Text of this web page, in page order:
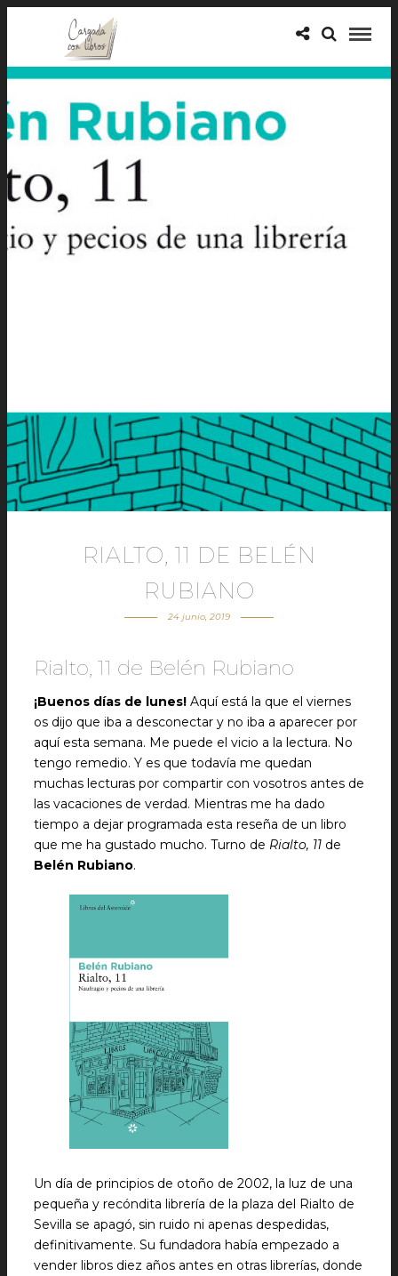
RIALTO, 11 DE BELÉN
RUBIANO
24 junio, 2019
Rialto, 11 de Belén Rubiano
¡Buenos días de lunes! Aquí está la que el viernes
os dijo que iba a desconectar y no iba a aparecer por
aquí esta semana. Me puede el vicio a la lectura. No
tengo remedio. Y es que todavía me quedan
muchas lecturas por compartir con vosotros antes de
las vacaciones de verdad. Mientras me ha dado
tiempo a dejar programada esta reseña de un libro
que me ha gustado mucho. Turno de Rialto, 11 de
Belén Rubiano.
Un día de principios de otoño de 2002, la luz de una
pequeña y recóndita librería de la plaza del Rialto de
Sevilla se apagó, sin ruido ni apenas despedidas,
definitivamente. Su fundadora había empezado a
vender libros diez años antes en otras librerías, donde